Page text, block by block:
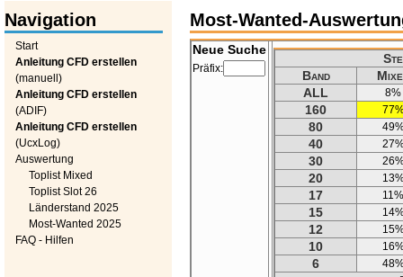
Navigation
Start
Anleitung CFD erstellen
(manuell)
Anleitung CFD erstellen
(ADIF)
Anleitung CFD erstellen
(UcxLog)
Auswertung
Toplist Mixed
Toplist Slot 26
Länderstand 2025
Most-Wanted 2025
FAQ - Hilfen
Most-Wanted-
Neue Suche
Präfix:
Band
ALL
8%
160
80
40
30
20
17
15
12
10
6